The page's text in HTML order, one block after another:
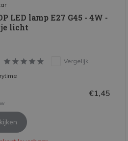
LED lamp E27 G45 - 4W -
licht
Vergelijk
€1,45